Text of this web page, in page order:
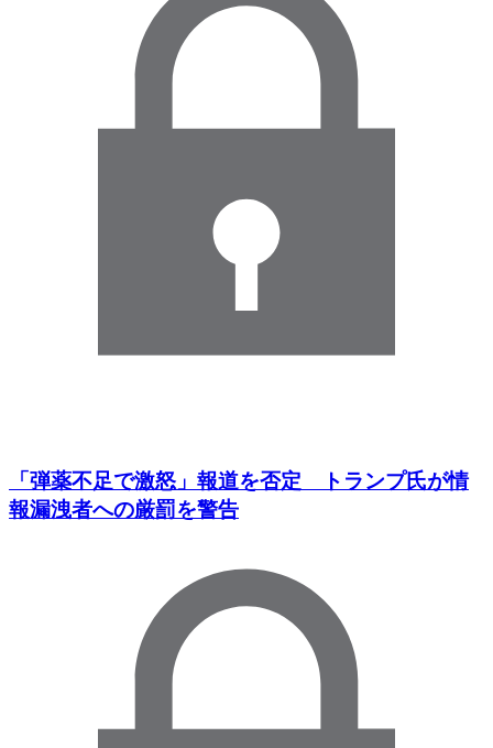
「弾薬不足で激怒」報道を否定 トランプ氏が情
報漏洩者への厳罰を警告